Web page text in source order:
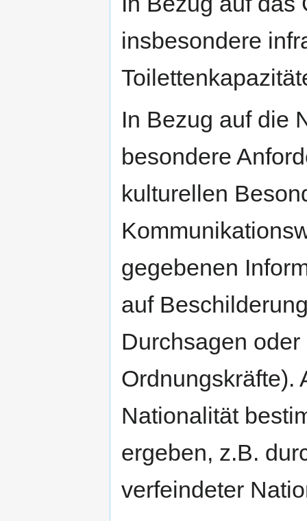
insbesondere
In Bezug auf die
besondere
kulturellen
gegebenen
auf
Durchsagen
Ordnungskräfte).
Nationalität
ergeben, z.B.
verfeindeter